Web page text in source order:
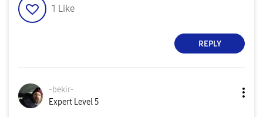
1 Like
REPLY
-bekir-
Expert Level 5